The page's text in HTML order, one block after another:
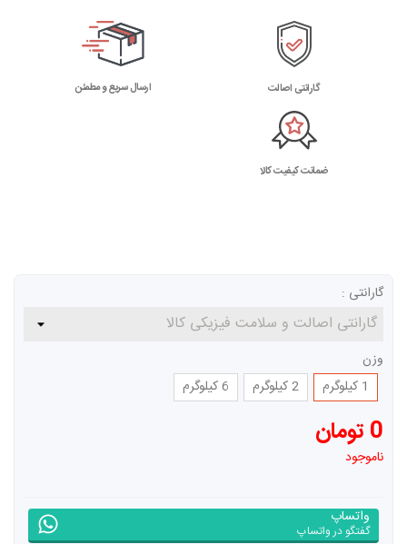
گارانتی اصالت ارسال سریع و مطمئن
ضمانت کیفیت کالا
گارانتی :
وزن
1 کیلوگرم
2 کیلوگرم 6 کیلوگرم
0 تومان
ناموجود
واتساپ
گفتگو در واتساپ